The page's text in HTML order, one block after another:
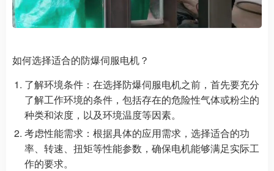
如何选择适合的防爆伺服电机？
了解环境条件：在选择防爆伺服电机之前，首先要充分
了解工作环境的条件，包括存在的危险性气体或粉尘的
种类和浓度，以及环境温度等因素。
考虑性能需求：根据具体的应用需求，选择适合的功
率、转速、扭矩等性能参数，确保电机能够满足实际工
作的要求。